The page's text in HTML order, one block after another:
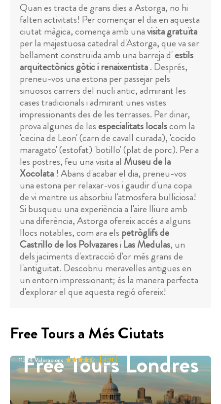
Quan es tracta de grans dies a Astorga, no hi
falten activitats! Per començar el dia en aquesta
ciutat màgica, comença amb unavisita gratuïta
per la majestuosa catedral d'Astorga, que va ser
bellament construïda amb una barreja d'estils
arquitectònics gòtic i renaixentista. Després,
preneu-vos una estona per passejar pels
sinuosos carrers del nucli antic, admirant les
cases tradicionals i admirant unes vistes
impressionants des de les terrasses. Per dinar,
prova algunes de lesespecialitats localscom la
'cecina de Leon' (carn de cavall curada), 'cocido
maragato' (estofat) 'botillo' (plat de porc). Per a
les postres, feu una visita al Museu de la
Xocolata ! Abans d'acabar el dia, preneu-vos
una estona per relaxar-vos i gaudir d'una copa
de vi mentre us absorbiu l'atmosfera bulliciosa!
Si busqueu una experiència a l'aire lliure amb
una diferència, Astorga ofereix accés a alguns
llocs notables, com ara els petròglifs de
Castrillo de los Polvazaresi Las Medulas, un
dels jaciments d'extracció d'or més grans de
l'antiguitat. Descobriu meravelles antigues en
un entorn impressionant; és la manera perfecta
d'explorar el que aquesta regió ofereix!
Free Tours a Més Ciutats
Free Tours Londres
11324Valoracions 4.91